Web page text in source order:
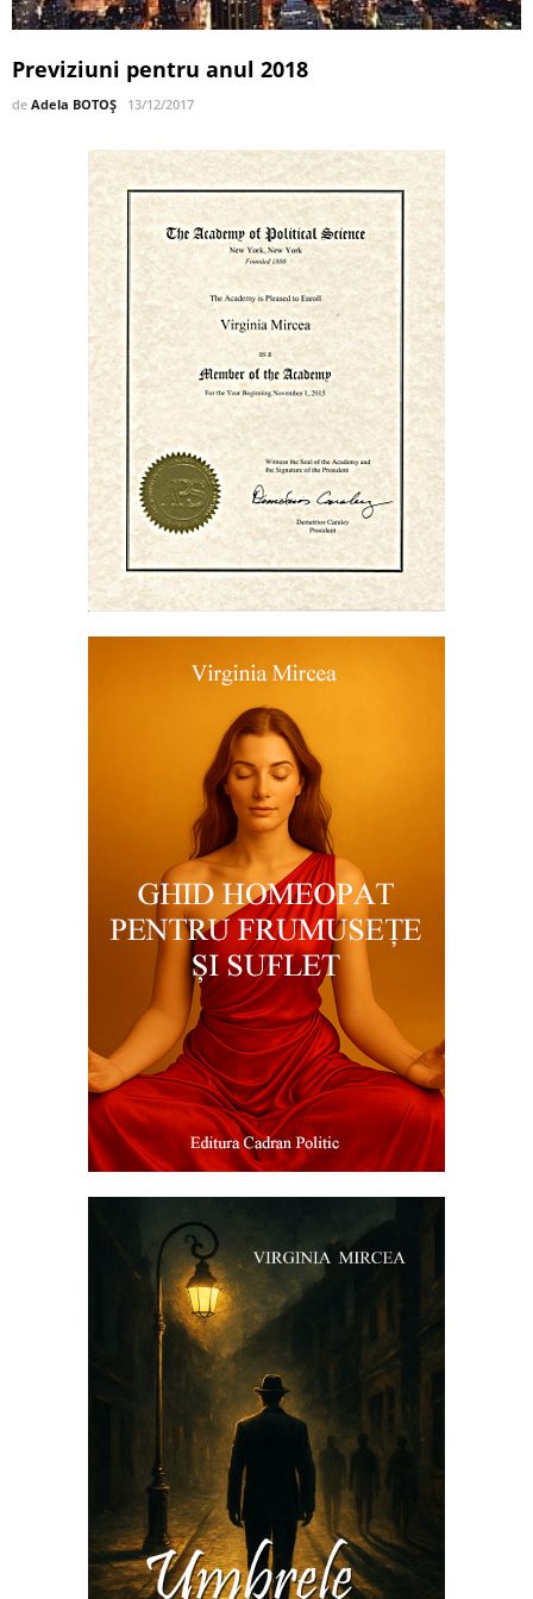
Previziuni pentru anul 2018
de Adela BOTOȘ 13/12/2017